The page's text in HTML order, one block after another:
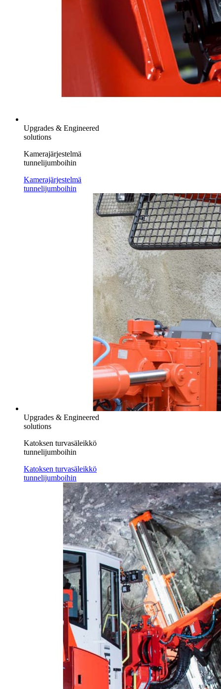
Upgrades & Engineered
solutions
Kamerajärjestelmä
tunnelijumboihin
Kamerajärjestelmä
tunnelijumboihin
Upgrades & Engineered
solutions
Katoksen turvasäleikkö
tunnelijumboihin
Katoksen turvasäleikkö
tunnelijumboihin